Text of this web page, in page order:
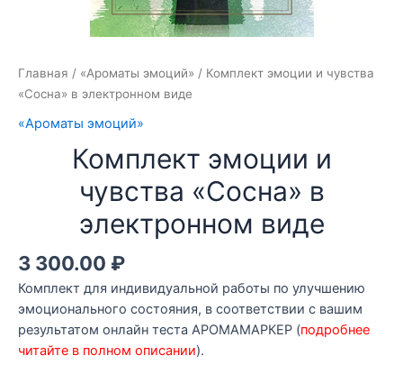
Главная / «Ароматы эмоций» / Комплект эмоции и чувства
«Сосна» в электронном виде
«Ароматы эмоций»
Комплект эмоции и
чувства «Сосна» в
электронном виде
3 300.00 ₽
Комплект для индивидуальной работы по улучшению
эмоционального состояния, в соответствии с вашим
результатом онлайн теста АРОМАМАРКЕР (подробнее
читайте в полном описании).